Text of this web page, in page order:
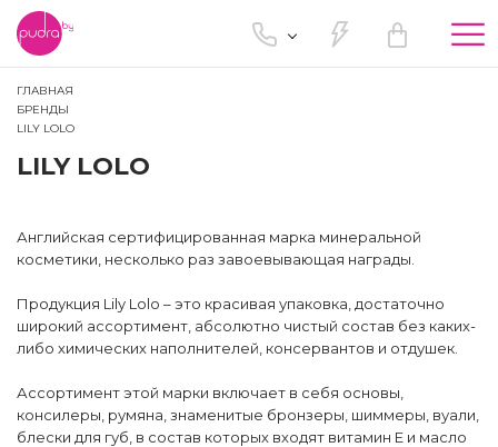
ГЛАВНАЯ
БРЕНДЫ
LILY LOLO
LILY LOLO
Английская сертифицированная марка минеральной
косметики, несколько раз завоевывающая награды.
Продукция Lily Lolo – это красивая упаковка, достаточно
широкий ассортимент, абсолютно чистый состав без каких-
либо химических наполнителей, консервантов и отдушек.
Ассортимент этой марки включает в себя основы,
консилеры, румяна, знаменитые бронзеры, шиммеры, вуали,
блески для губ, в состав которых входят витамин Е и масло